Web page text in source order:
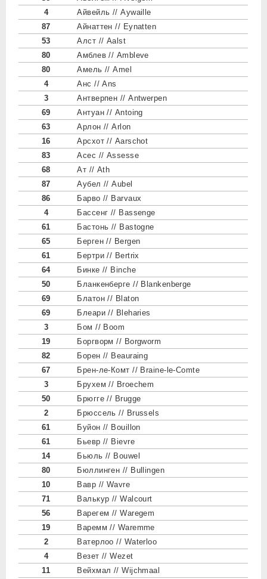
4
Айвейль // Aywaille
87
Айнаттен // Eynatten
53
Алст // Aalst
80
Амблев // Ambleve
80
Амель // Amel
4
Анс // Ans
3
Антверпен // Antwerpen
69
Антуан // Antoing
63
Арлон // Arlon
16
Арсхот // Aarschot
83
Асес // Assesse
68
Ат // Ath
87
Аубел // Aubel
86
Барво // Barvaux
4
Бассенг // Bassenge
61
Бастонь // Bastogne
65
Берген // Bergen
61
Бертри // Bertrix
64
Бинке // Binche
50
Бланкенберге // Blankenberge
69
Блатон // Blaton
69
Блеари // Bleharies
3
Бом // Boom
19
Боргворм // Borgworm
82
Борен // Beauraing
67
Брен-ле-Комт // Braine-le-Comte
3
Брухем // Broechem
50
Брюгге // Brugge
2
Брюссель // Brussels
61
Буйон // Bouillon
61
Бьевр // Bievre
14
Бьюль // Bouwel
80
Бюллинген // Bullingen
10
Вавр // Wavre
71
Валькур // Walcourt
56
Варегем // Waregem
19
Варемм // Waremme
2
Ватерлоо // Waterloo
4
Везет // Wezet
11
Вейхмал // Wijchmaal